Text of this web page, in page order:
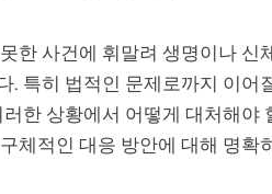
한 사건에 휘말려 생명이나 신
. 특히 법적인 문제로까지 이어
러한 상황에서 어떻게 대처해야
체적인 대응 방안에 대해 명확